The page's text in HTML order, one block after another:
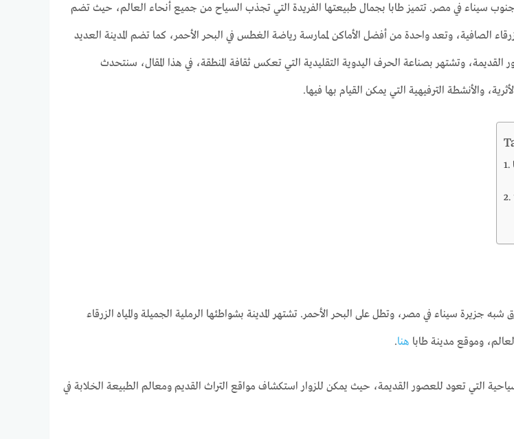
سيناء في مصر. تتميز طابا بجمال طبيعتها الفريدة التي تجذب السياح من جميع أنحاء العالم، حيث تضم
الصافية، وتعد واحدة من أفضل الأماكن لممارسة رياضة الغطس في البحر الأحمر، كما تضم المدينة العديد
القديمة، وتشتهر بصناعة الحرف اليدوية التقليدية التي تعكس ثقافة المنطقة، في هذا المقال، سنتحدث
والأنشطة الترفيهية التي يمكن القيام بها فيها.
جزيرة سيناء في مصر، وتطل على البحر الأحمر. تشتهر المدينة بشواطئها الرملية الجميلة والمياه الزرقاء
وموقع مدينة طابا هنا.
التي تعود للعصور القديمة، حيث يمكن للزوار استكشاف مواقع التراث القديم ومعالم الطبيعة الخلابة في